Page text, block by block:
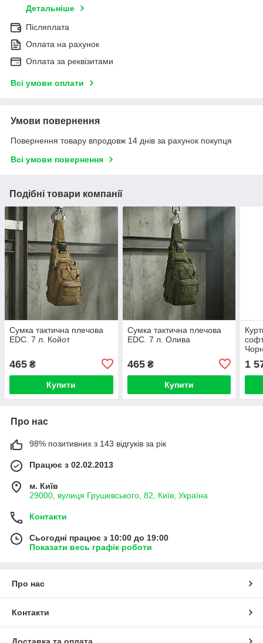
Детальніше
Післяплата
Оплата на рахунок
Оплата за реквізитами
Всі умови оплати
Умови повернення
Повернення товару впродовж 14 днів за рахунок покупця
Всі умови повернення
Подібні товари компанії
Сумка тактична плечова
EDC. 7 л. Койот
465 ₴
Купити
Сумка тактична плечова
EDC. 7 л. Олива
465₴
Купити
1
Про нас
98% позитивних з 143 відгуків за рік
Працює з 02.02.2013
м. Київ
29000, вулиця Грушевського, 82, Київ, Україна
Контакти
Сьогодні працює з 10:00 до 19:00
Показати весь графік роботи
Про нас
Контакти